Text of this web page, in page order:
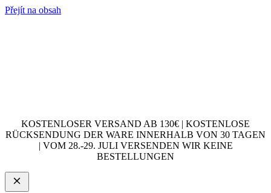
Přejít na obsah
KOSTENLOSER VERSAND AB 130€ | KOSTENLOSE
RÜCKSENDUNG DER WARE INNERHALB VON 30 TAGEN
| VOM 28.-29. JULI VERSENDEN WIR KEINE
BESTELLUNGEN